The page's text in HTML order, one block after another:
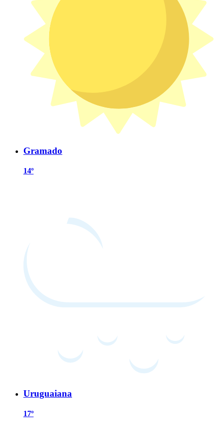
Gramado
14º
Uruguaiana
17º